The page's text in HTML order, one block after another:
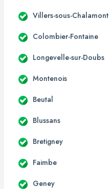
Villers-sous-Chalamont
Colombier-Fontaine
Longevelle-sur-Doubs
Montenois
Beutal
Blussans
Bretigney
Faimbe
Geney